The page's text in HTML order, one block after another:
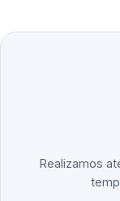
Realizamos